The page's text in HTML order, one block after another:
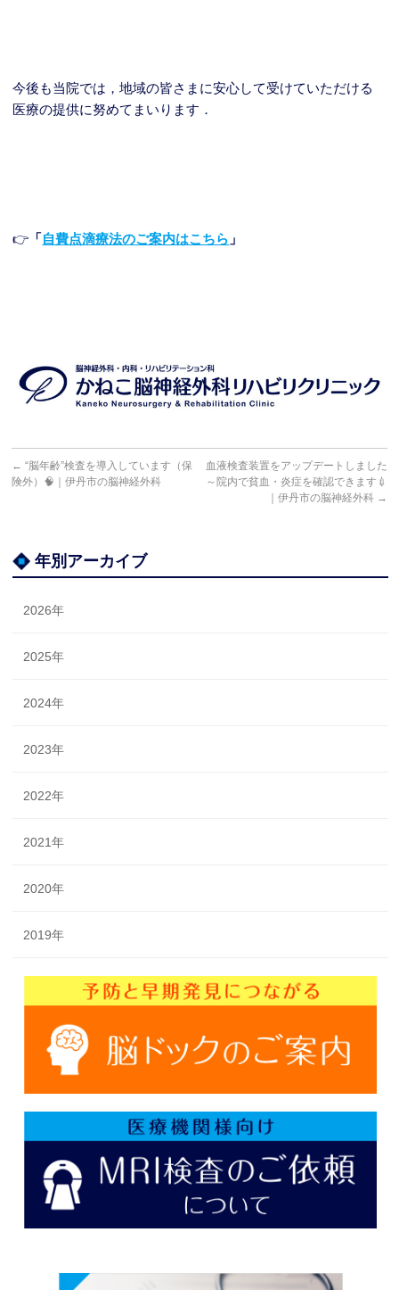
今後も当院では，地域の皆さまに安心して受けていただける
医療の提供に努めてまいります．
👉 「自費点滴療法のご案内はこちら 」
← “脳年齢”検査を導入しています（保
険外）🧠｜伊丹市の脳神経外科
血液検査装置をアップデートしました
～院内で貧血・炎症を確認できます💉
｜伊丹市の脳神経外科 →
年別アーカイブ
2026年
2025年
2024年
2023年
2022年
2021年
2020年
2019年